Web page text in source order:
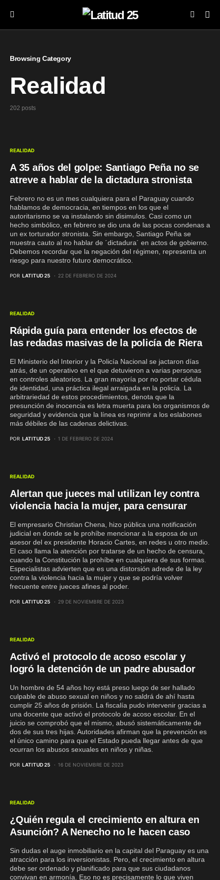
Browsing Category
Realidad
202 posts
REALIDAD
A 35 años del golpe: Santiago Peña no se
atreve a hablar de la dictadura stronista
Febrero no es un mes cualquiera para el Paraguay cuando
hablamos de democracia, en tiempos en los que el
autoritarismo se va instalando sin disimulos. Casi como un
hecho simbólico, en febrero se dio una de las pocas condenas a
un ex torturador stronista. Sin embargo, Santiago Peña se
muestra cauto al no hablar de ´dictadura´ en actos de gobierno.
Debemos recordar que la negación del régimen, representa un
riesgo para nuestro futuro democrático.
POR LATITUD 25 22 DE FEBRERO DE 2024
REALIDAD
Rápida guía para entender los efectos de
las redadas masivas de la policía de Riera
El Ministerio del Interior y la Policía Nacional se jactaron días
atrás, de un operativo en el que detuvieron a varias personas
en controles aleatorios. La gran mayoría por no portar cédula
de identidad, una práctica ilegal arraigada en la policía. La
arbitrariedad de estos procedimientos, denota que la
presunción de inocencia es letra muerta para los organismos de
seguridad y evidencia que la línea es reprimir a los eslabones
más débiles de las cadenas delictivas.
POR LATITUD 25 1 DE FEBRERO DE 2024
REALIDAD
Alertan que jueces mal utilizan ley contra
violencia hacia la mujer, para censurar
El empresario Christian Chena, hizo pública una notificación
judicial en donde se le prohíbe mencionar a la esposa de un
asesor del ex presidente Horacio Cartes, en redes u otro medio.
El caso llama la atención por tratarse de un hecho de censura,
cuando la Constitución la prohíbe en cualquiera de sus formas.
Especialistas advierten que es una distorsión adrede de la ley
contra la violencia hacia la mujer y que se podría volver
frecuente entre jueces afines al poder.
POR LATITUD 25 29 DE NOVIEMBRE DE 2023
REALIDAD
Activó el protocolo de acoso escolar y
logró la detención de un padre abusador
Un hombre de 54 años hoy está preso luego de ser hallado
culpable de abuso sexual en niños y no saldrá de ahí hasta
cumplir 25 años de prisión. La fiscalía pudo intervenir gracias a
una docente que activó el protocolo de acoso escolar. En el
juicio se comprobó que el mismo, abusó sistemáticamente de
dos de sus tres hijas. Autoridades afirman que la prevención es
el único camino para que el Estado pueda llegar antes de que
ocurran los abusos sexuales en niños y niñas.
POR LATITUD 25 16 DE NOVIEMBRE DE 2023
REALIDAD
¿Quién regula el crecimiento en altura en
Asunción? A Nenecho no le hacen caso
Sin dudas el auge inmobiliario en la capital del Paraguay es una
atracción para los inversionistas. Pero, el crecimiento en altura
debe ser ordenado y planificado para que sus ciudadanos
convivan en armonía. Eso no es precisamente lo que viven